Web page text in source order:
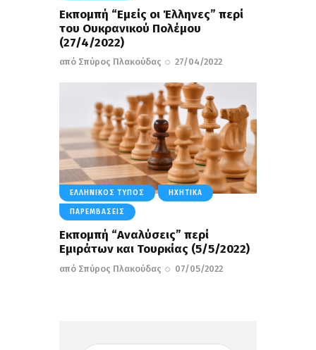
Εκπομπή “Εμείς οι Έλληνες” περί
του Ουκρανικού Πολέμου
(27/4/2022)
από Σπύρος Πλακούδας 27/04/2022
ΕΛΛΗΝΙΚΌΣ ΤΎΠΟΣ ΗΧΗΤΙΚΆ
ΠΑΡΕΜΒΆΣΕΙΣ
Εκπομπή “Αναλύσεις” περί
Εμιράτων και Τουρκίας (5/5/2022)
από Σπύρος Πλακούδας 07/05/2022